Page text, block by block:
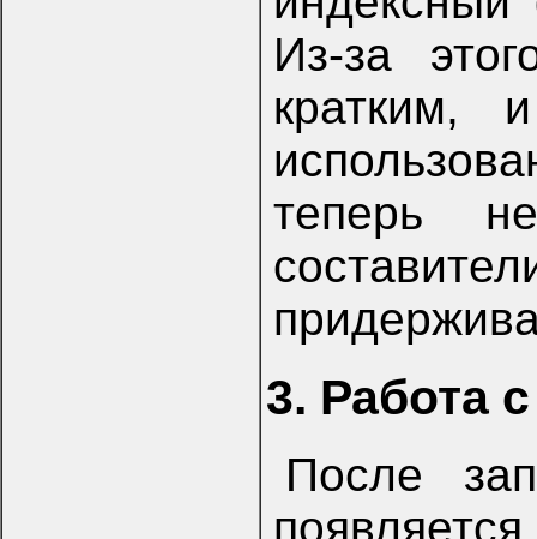
Из-за
кратким,
теперь
3. Работа
После